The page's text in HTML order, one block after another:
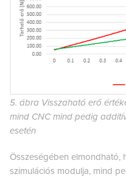
5. ábra Visszaható erő
mind CNC mind pedig
esetén
Összeségében elmondható,
szimulációs modulja, mind